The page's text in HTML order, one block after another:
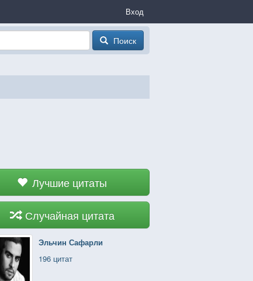
Вход
Поиск
Лучшие цитаты
Случайная цитата
Эльчин Сафарли
196 цитат